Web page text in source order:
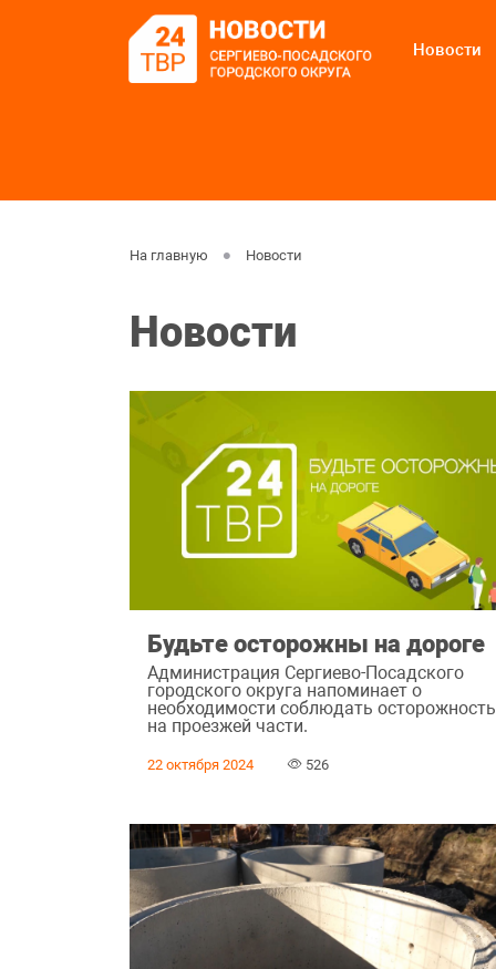
Новости
На главную Новости
Новости
Будьте осторожны на дороге
Администрация Сергиево-Посадского
городского округа напоминает о
необходимости соблюдать осторожность
на проезжей части.
22 октября 2024 526